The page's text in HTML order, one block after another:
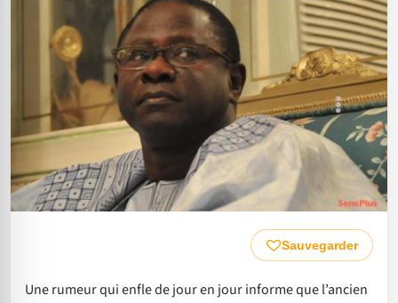
Sauvegarder
Une rumeur qui enfle de jour en jour informe que l’ancien